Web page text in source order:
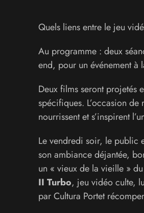
Quels liens entre le jeu
Au programme : deux
end, pour un événement à
Deux films seront projetés
spécifiques. L’occasion
nourrissent et s’inspirent
Le vendredi soir, le public
son ambiance déjantée,
un « vieux de la vieille »
II Turbo, jeu vidéo culte,
par Cultura Portet